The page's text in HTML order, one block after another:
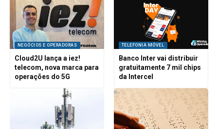
NEGÓCIOS E OPERADORAS
Cloud2U lança a iez!
telecom, nova marca para
operações do 5G
TELEFONIA MÓVEL
Banco Inter vai distribuir
gratuitamente 7 mil chips
da Intercel